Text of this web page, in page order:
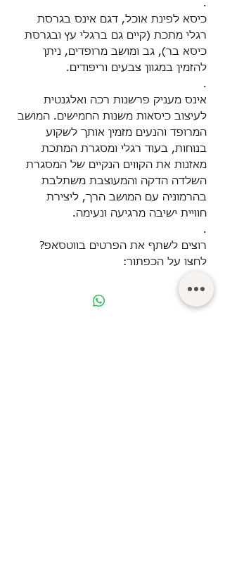
.
כיסא לפינת אוכל, דגם אינס בגרסת
רגלי מתכת (קיים גם ברגלי עץ ובגרסת
כיסא בר), גב ומושב מרופדים, ניתן
להזמין במגוון צבעים וריפודים.
.
אינס מעניק פרשנות רכה ואלגנטית
לעיצוב כיסאות משנות החמישים. המושב
המרופד והנעים מזמין אותך לשקוע
בנוחות, בעוד רגלי ומסגרת המתכת
מאזנות את הקווים הנקיים של המסגרת
השלדה הדקה והמעוצבת משתלבת
בהרמוניה עם המושב הרך, ליצירת
חוויית ישיבה מרגיעה ונעימה.
.
רוצים לשתף את הפרטים בווטסאפ?
לחצו על הכפתור: